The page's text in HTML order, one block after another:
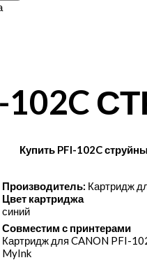
102C
Купить PFI-102C
Производитель: Картридж
Цвет картриджа
синий
Совместим с принтерами
Картридж для CANON PFI-
MyInk